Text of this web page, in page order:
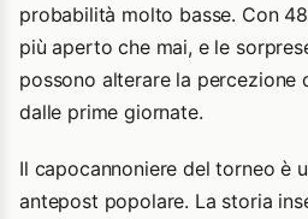
probabilità molto basse. Con
più aperto che mai, e le
possono alterare la percezione
dalle prime giornate.
Il capocannoniere del torneo è
antepost popolare. La storia